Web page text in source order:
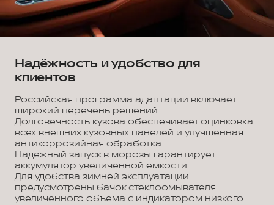
Надёжность и удобство для
клиентов
Российская программа адаптации включает
широкий перечень решений.
Долговечность кузова обеспечивает оцинковка
всех внешних кузовных панелей и улучшенная
антикоррозийная обработка.
Надежный запуск в морозы гарантирует
аккумулятор увеличенной емкости.
Для удобства зимней эксплуатации
предусмотрены бачок стеклоомывателя
увеличенного объема с индикатором низкого